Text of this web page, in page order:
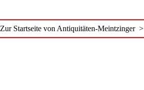
Zur Startseite von Antiquitäten-Meintzinger >